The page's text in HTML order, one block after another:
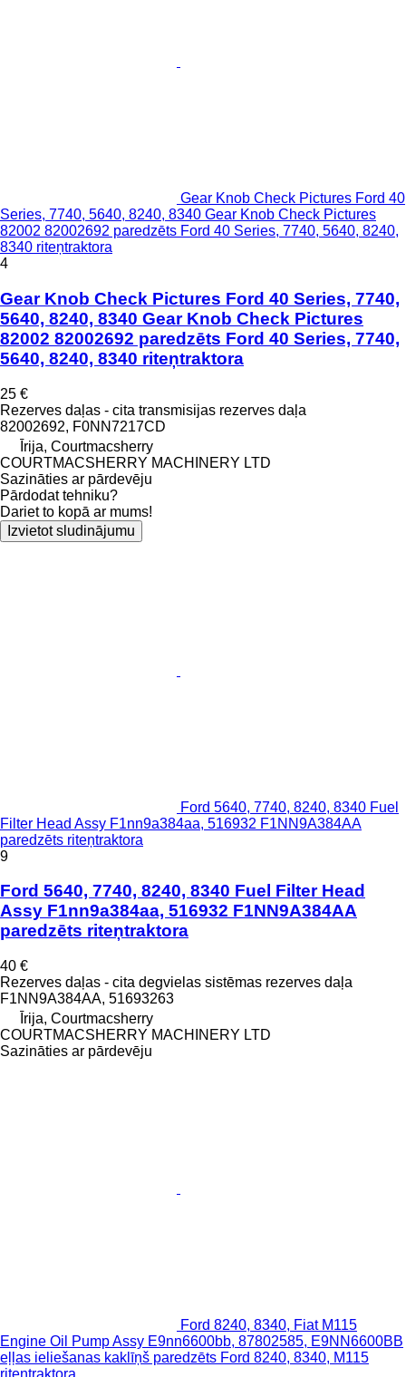
Gear Knob Check Pictures Ford 40
Series, 7740, 5640, 8240, 8340 Gear Knob Check Pictures
82002 82002692 paredzēts Ford 40 Series, 7740, 5640, 8240,
8340 riteņtraktora
4
Gear Knob Check Pictures Ford 40 Series, 7740,
5640, 8240, 8340 Gear Knob Check Pictures
82002 82002692 paredzēts Ford 40 Series, 7740,
5640, 8240, 8340 riteņtraktora
25 €
Rezerves daļas - cita transmisijas rezerves daļa
82002692, F0NN7217CD
Īrija, Courtmacsherry
COURTMACSHERRY MACHINERY LTD
Sazināties ar pārdevēju
Pārdodat tehniku?
Dariet to kopā ar mums!
Izvietot sludinājumu
Ford 5640, 7740, 8240, 8340 Fuel
Filter Head Assy F1nn9a384aa, 516932 F1NN9A384AA
paredzēts riteņtraktora
9
Ford 5640, 7740, 8240, 8340 Fuel Filter Head
Assy F1nn9a384aa, 516932 F1NN9A384AA
paredzēts riteņtraktora
40 €
Rezerves daļas - cita degvielas sistēmas rezerves daļa
F1NN9A384AA, 51693263
Īrija, Courtmacsherry
COURTMACSHERRY MACHINERY LTD
Sazināties ar pārdevēju
Ford 8240, 8340, Fiat M115
Engine Oil Pump Assy E9nn6600bb, 87802585, E9NN6600BB
eļļas ieliešanas kaklīņš paredzēts Ford 8240, 8340, M115
riteņtraktora